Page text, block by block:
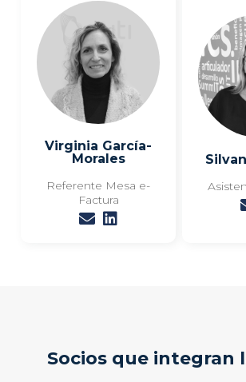
Virginia García-
Morales
Referente Mesa e-
Factura
Socios que integran